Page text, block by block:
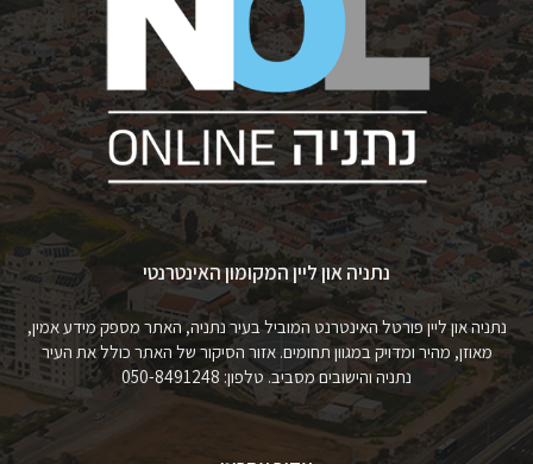
נתניה און ליין המקומון האינטרנטי
נתניה און ליין פורטל האינטרנט המוביל בעיר נתניה, האתר מספק מידע אמין,
מאוזן, מהיר ומדויק במגוון תחומים. אזור הסיקור של האתר כולל את העיר
נתניה והישובים מסביב. טלפון: 050-8491248